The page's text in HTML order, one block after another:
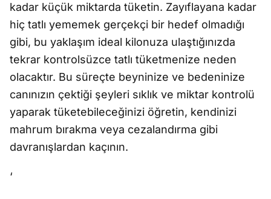
kadar küçük miktarda tüketin. Zayıflayana kadar
hiç tatlı yememek gerçekçi bir hedef olmadığı
gibi, bu yaklaşım ideal kilonuza ulaştığınızda
tekrar kontrolsüzce tatlı tüketmenize neden
olacaktır. Bu süreçte beyninize ve bedeninize
canınızın çektiği şeyleri sıklık ve miktar kontrolü
yaparak tüketebileceğinizi öğretin, kendinizi
mahrum bırakma veya cezalandırma gibi
davranışlardan kaçının.
‘